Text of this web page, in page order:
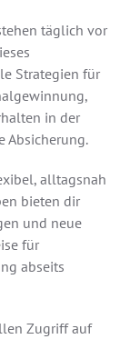
täglich vor
Strategien für
in der
Absicherung.
alltagsnah
bieten dir
und neue
für
abseits
Zugriff auf